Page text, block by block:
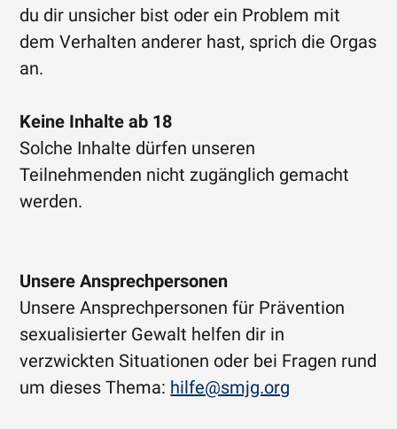
du dir unsicher bist oder ein Problem mit
dem Verhalten anderer hast, sprich die Orgas
an.
Keine Inhalte ab 18
Solche Inhalte dürfen unseren
Teilnehmenden nicht zugänglich gemacht
werden.
Unsere Ansprechpersonen
Unsere Ansprechpersonen für Prävention
sexualisierter Gewalt helfen dir in
verzwickten Situationen oder bei Fragen rund
um dieses Thema: hilfe@smjg.org